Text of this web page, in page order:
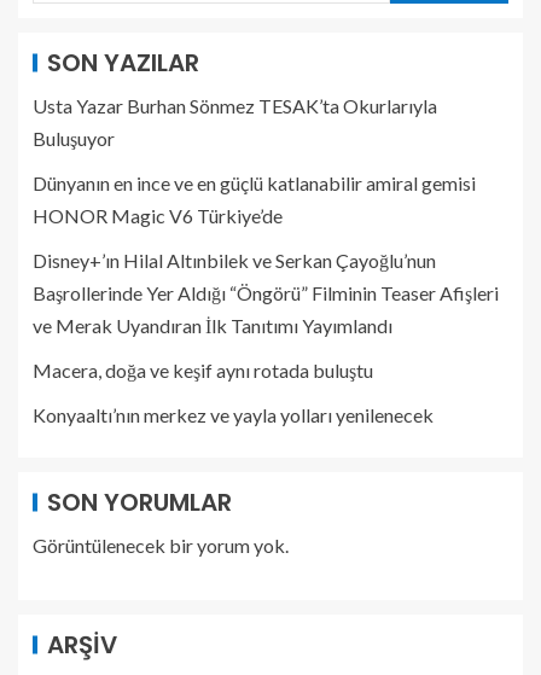
SON YAZILAR
Usta Yazar Burhan Sönmez TESAK’ta Okurlarıyla
Buluşuyor
Dünyanın en ince ve en güçlü katlanabilir amiral gemisi
HONOR Magic V6 Türkiye’de
Disney+’ın Hilal Altınbilek ve Serkan Çayoğlu’nun
Başrollerinde Yer Aldığı “Öngörü” Filminin Teaser Afişleri
ve Merak Uyandıran İlk Tanıtımı Yayımlandı
Macera, doğa ve keşif aynı rotada buluştu
Konyaaltı’nın merkez ve yayla yolları yenilenecek
SON YORUMLAR
Görüntülenecek bir yorum yok.
ARŞIV